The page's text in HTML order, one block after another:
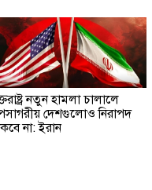
নতুন হামলা চালালে
দেশগুলোও নিরাপদ
না: ইরান